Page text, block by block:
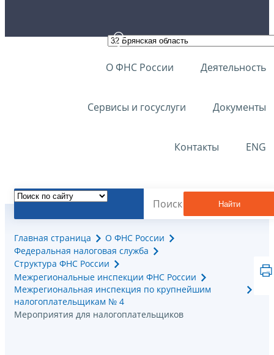
О ФНС России Деятельность
Сервисы и госуслуги Документы
Контакты ENG
Найти
Главная страница
О ФНС России
Федеральная налоговая служба
Структура ФНС России
Межрегиональные инспекции ФНС России
Межрегиональная инспекция по крупнейшим
налогоплательщикам № 4
Мероприятия для налогоплательщиков